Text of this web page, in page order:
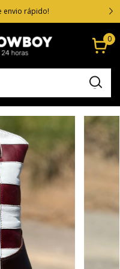
envio rápido!
0